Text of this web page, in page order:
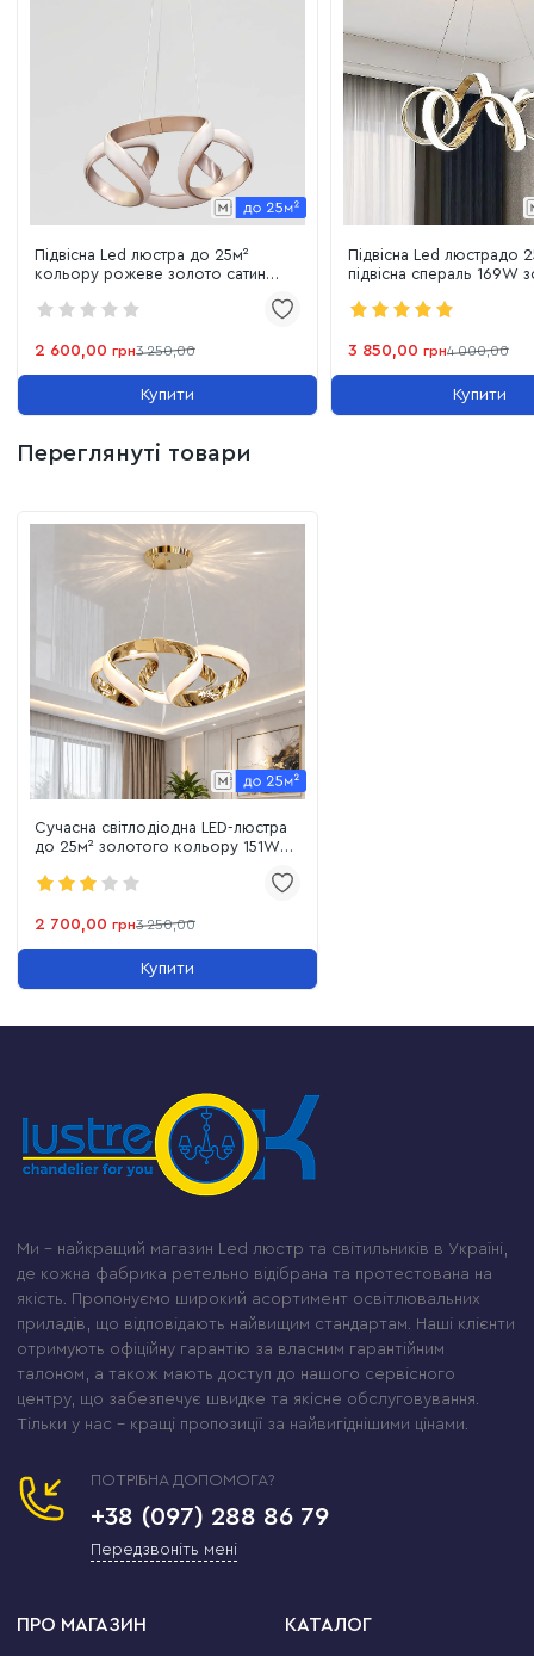
Підвісна Led люстра до 25м²
кольору рожеве золото сатин
2 600,00 грн3 250,00
Купити
Підвісна Led люстрадо
підвісна спераль 169W
3 850,00 грн4 000,00
Купити
Переглянуті товари
Сучасна світлодіодна LED-люстра
до 25м² золотого кольору 151W
2 700,00 грн3 250,00
Купити
Ми – найкращий магазин Led люстр та світильників в Україні,
де кожна фабрика ретельно відібрана та протестована на
якість. Пропонуємо широкий асортимент освітлювальних
приладів, що відповідають найвищим стандартам. Наші клієнти
отримують офіційну гарантію за власним гарантійним
талоном, а також мають доступ до нашого сервісного
центру, що забезпечує швидке та якісне обслуговування.
Тільки у нас – кращі пропозиції за найвигіднішими цінами.
ПОТРІБНА ДОПОМОГА?
+38 (097) 288 86 79
Передзвоніть мені
ПРО МАГАЗИН КАТАЛОГ